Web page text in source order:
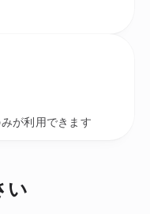
が利用できます
い